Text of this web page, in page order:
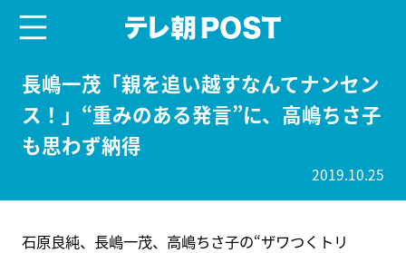
長嶋一茂「親を追い越すなんてナンセン
ス！」“重みのある発言”に、高嶋ちさ子
も思わず納得
2019.10.25
石原良純、長嶋一茂、高嶋ちさ子の“ザワつくトリ